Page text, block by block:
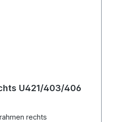
U421/403/406
rechts